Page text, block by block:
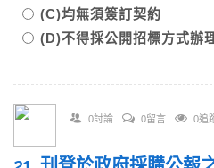
(C)均無須簽訂契約
(D)不得採公開招標方式辦
0討論 0留言 0追